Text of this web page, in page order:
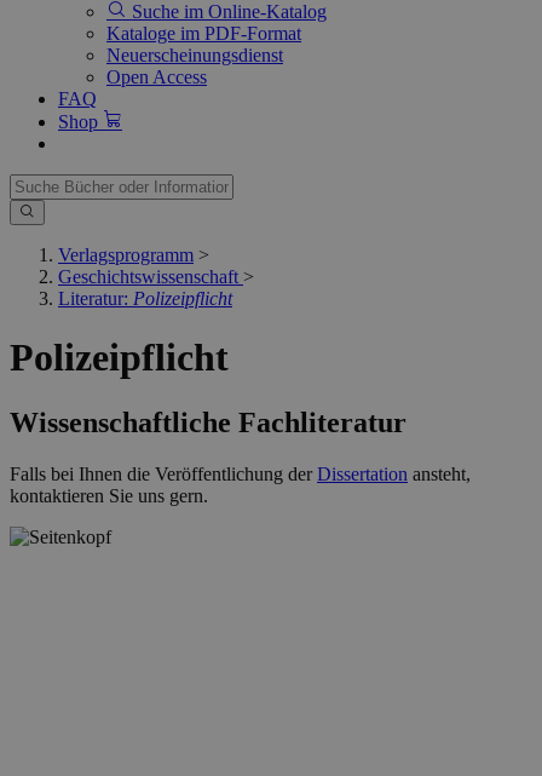
Suche im Online-Katalog
Kataloge im PDF-Format
Neuerscheinungsdienst
Open Access
FAQ
Shop
Verlagsprogramm >
Geschichtswissenschaft >
Literatur: Polizeipflicht
Polizeipflicht
Wissenschaftliche Fachliteratur
Falls bei Ihnen die Veröffentlichung derDissertation ansteht,
kontaktieren Sie uns gern.